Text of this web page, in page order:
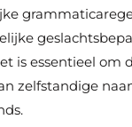
is essentieel om
zelfstandige